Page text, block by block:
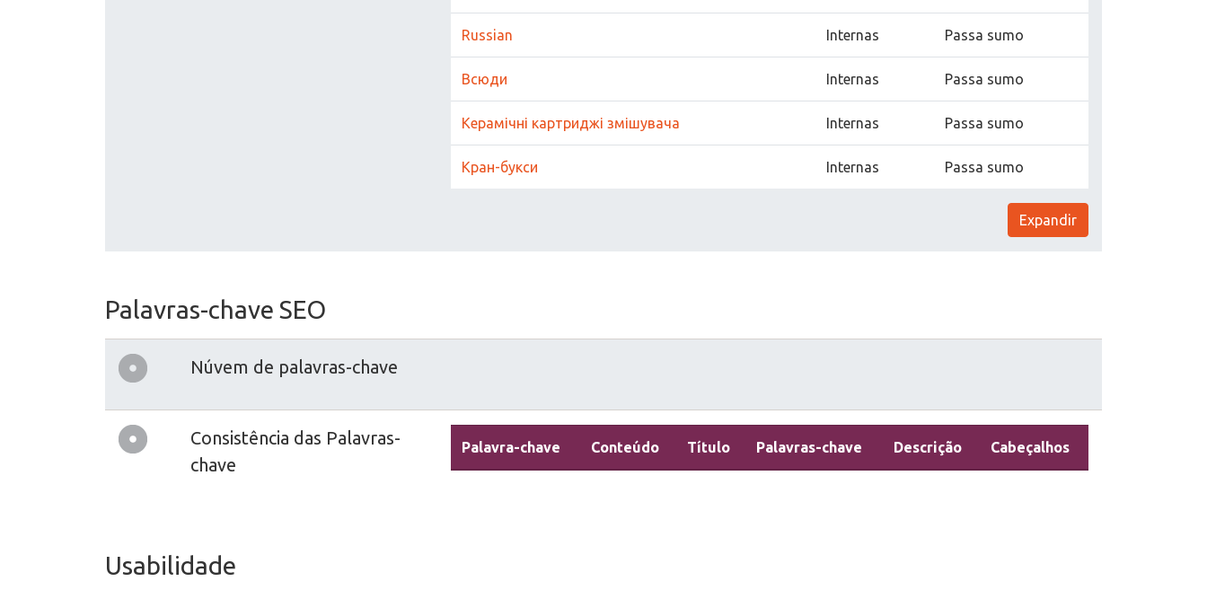
Russian Internas Passa sumo
Всюди Internas Passa sumo
Керамічні картриджі змішувача Internas Passa sumo
Кран-букси Internas Passa sumo
Expandir
Palavras-chave SEO
Núvem de palavras-chave
Consistência das Palavras-
chave
Palavra-chave Conteúdo Título Palavras-chave Descrição Cabeçalhos
Usabilidade